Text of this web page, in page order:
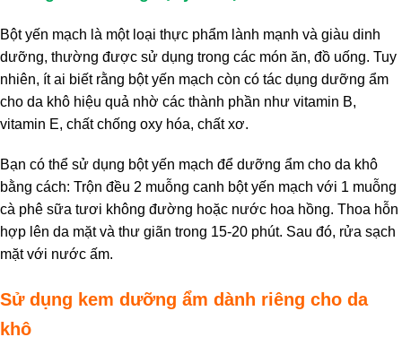
Bột yến mạch là một loại thực phẩm lành mạnh và giàu dinh
dưỡng, thường được sử dụng trong các món ăn, đồ uống. Tuy
nhiên, ít ai biết rằng bột yến mạch còn có tác dụng dưỡng ẩm
cho da khô hiệu quả nhờ các thành phần như vitamin B,
vitamin E, chất chống oxy hóa, chất xơ.
Bạn có thể sử dụng bột yến mạch để dưỡng ẩm cho da khô
bằng cách: Trộn đều 2 muỗng canh bột yến mạch với 1 muỗng
cà phê sữa tươi không đường hoặc nước hoa hồng. Thoa hỗn
hợp lên da mặt và thư giãn trong 15-20 phút. Sau đó, rửa sạch
mặt với nước ấm.
Sử dụng kem dưỡng ẩm dành riêng cho da
khô